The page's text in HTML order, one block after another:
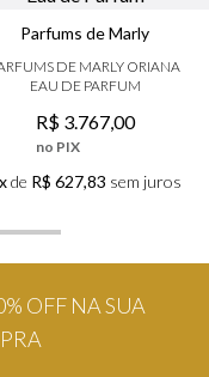
Parfums de Marly
DE MARLY ORIANA
EAU DE PARFUM
R$ 3.767,00
no PIX
de R$ 627,83 sem juros
OFF NA SUA